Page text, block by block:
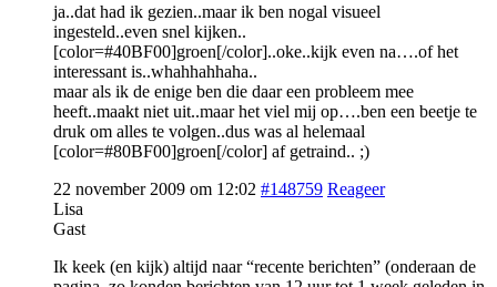
ja..dat had ik gezien..maar ik ben nogal visueel
ingesteld..even snel kijken..
[color=#40BF00]groen[/color]..oke..kijk even na….of het
interessant is..whahhahhaha..
maar als ik de enige ben die daar een probleem mee
heeft..maakt niet uit..maar het viel mij op….ben een beetje te
druk om alles te volgen..dus was al helemaal
[color=#80BF00]groen[/color] af getraind.. ;)
22 november 2009 om 12:02 #148759 Reageer
Lisa
Gast
Ik keek (en kijk) altijd naar “recente berichten” (onderaan de